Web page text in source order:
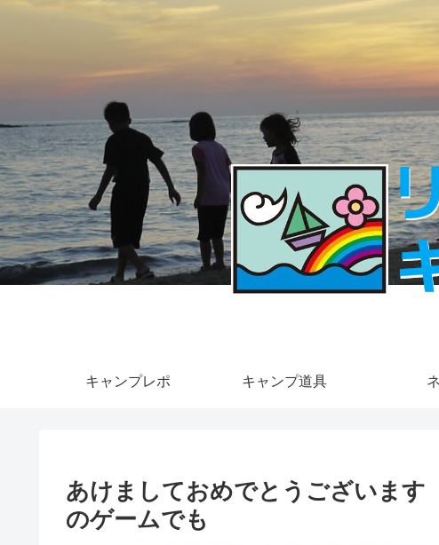
キャンプレポ キャンプ道具
あけましておめでとうございま
のゲームでも